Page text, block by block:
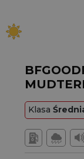
Klasa